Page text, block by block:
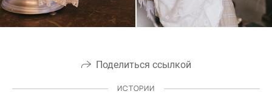
Поделиться ссылкой
ИСТОРИИ